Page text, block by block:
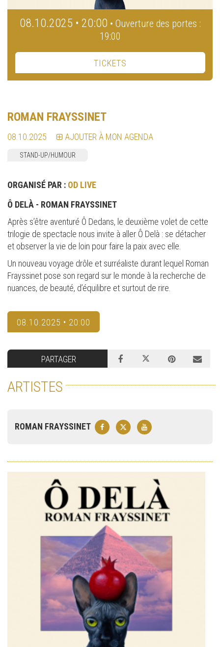
08.10.2025 • 20:00 • Ouverture des portes :
19:00
TICKETS
ROMAN FRAYSSINET
08.10.2025 AJOUTER À MON AGENDA
STAND-UP/HUMOUR
ORGANISÉ PAR : OD LIVE
Ô DELÀ - ROMAN FRAYSSINET
Après s’être aventuré Ô Dedans, le deuxième volet de cette
trilogie de spectacle nous invite à aller Ô Delà : se détacher
et observer la vie de loin pour faire la paix avec elle.
Un nouveau voyage drôle et surréaliste durant lequel Roman
Frayssinet pose son regard sur le monde à la recherche de
nuances, de beauté, d’équilibre et surtout de rire.
08.10.2025 • 20:00
PARTAGER
ARTISTES
ROMAN FRAYSSINET